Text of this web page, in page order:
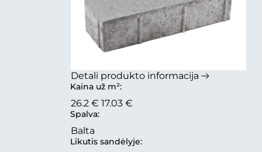
Detali produkto informacija
Kaina už m²:
26.2 € 17.03 €
Spalva:
Balta
Likutis sandėlyje: